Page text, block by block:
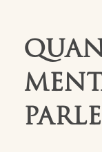
PARLE